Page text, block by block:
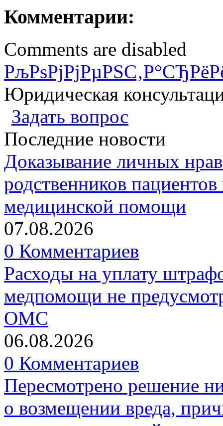
Комментарии:
Comments are disabled
Юридическая
Задать вопрос
Последние новости
Доказывание личных
родственников
медицинской помощи
07.08.2026
0 Комментариев
Расходы на уплату
медпомощи не
ОМС
06.08.2026
0 Комментариев
Пересмотрено решение
о возмещении вреда,